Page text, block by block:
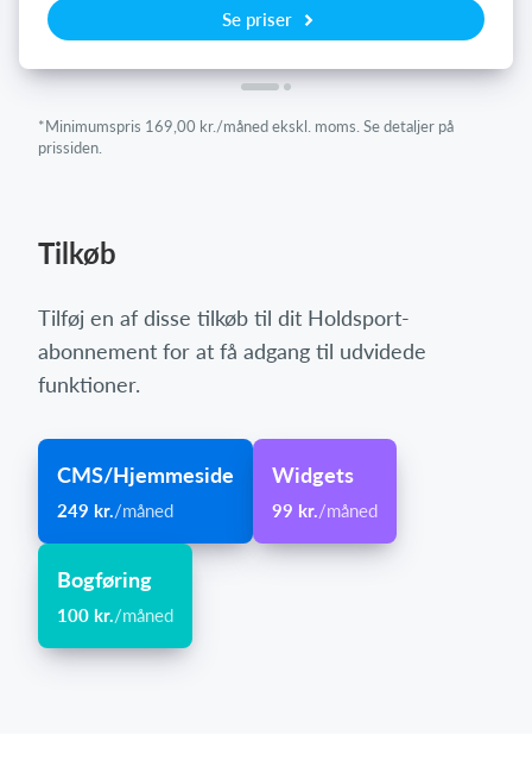
Se priser
*Minimumspris 169,00 kr./måned ekskl. moms. Se detaljer på
prissiden.
Tilkøb
Tilføj en af disse tilkøb til dit Holdsport-
abonnement for at få adgang til udvidede
funktioner.
CMS/Hjemmeside
249 kr./måned
Widgets
99 kr./måned
Bogføring
100 kr./måned